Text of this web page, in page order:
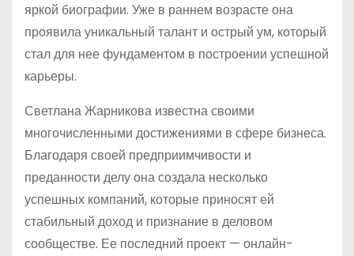
яркой биографии. Уже в раннем возрасте она
проявила уникальный талант и острый ум, который
стал для нее фундаментом в построении успешной
карьеры.
Светлана Жарникова известна своими
многочисленными достижениями в сфере бизнеса.
Благодаря своей предприимчивости и
преданности делу она создала несколько
успешных компаний, которые приносят ей
стабильный доход и признание в деловом
сообществе. Ее последний проект — онлайн-